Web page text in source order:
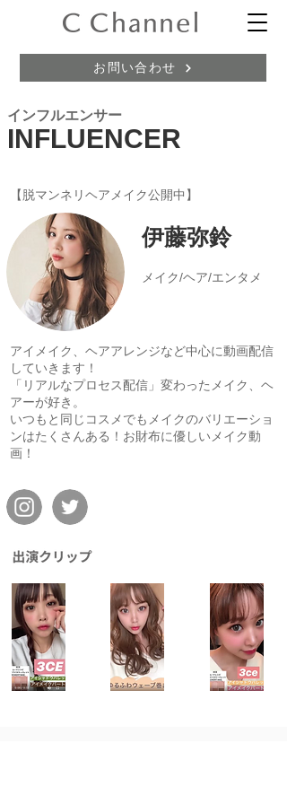
お問い合わせ
INFLUENCER
インフルエンサー
【脱マンネリヘアメイク公開中】
伊藤弥鈴
メイク/ヘア/エンタメ
アイメイク、ヘアアレンジなど中心に動画配信
していきます！
「リアルなプロセス配信」変わったメイク、ヘ
アーが好き。
いつもと同じコスメでもメイクのバリエーショ
ンはたくさんある！お財布に優しいメイク動
画！